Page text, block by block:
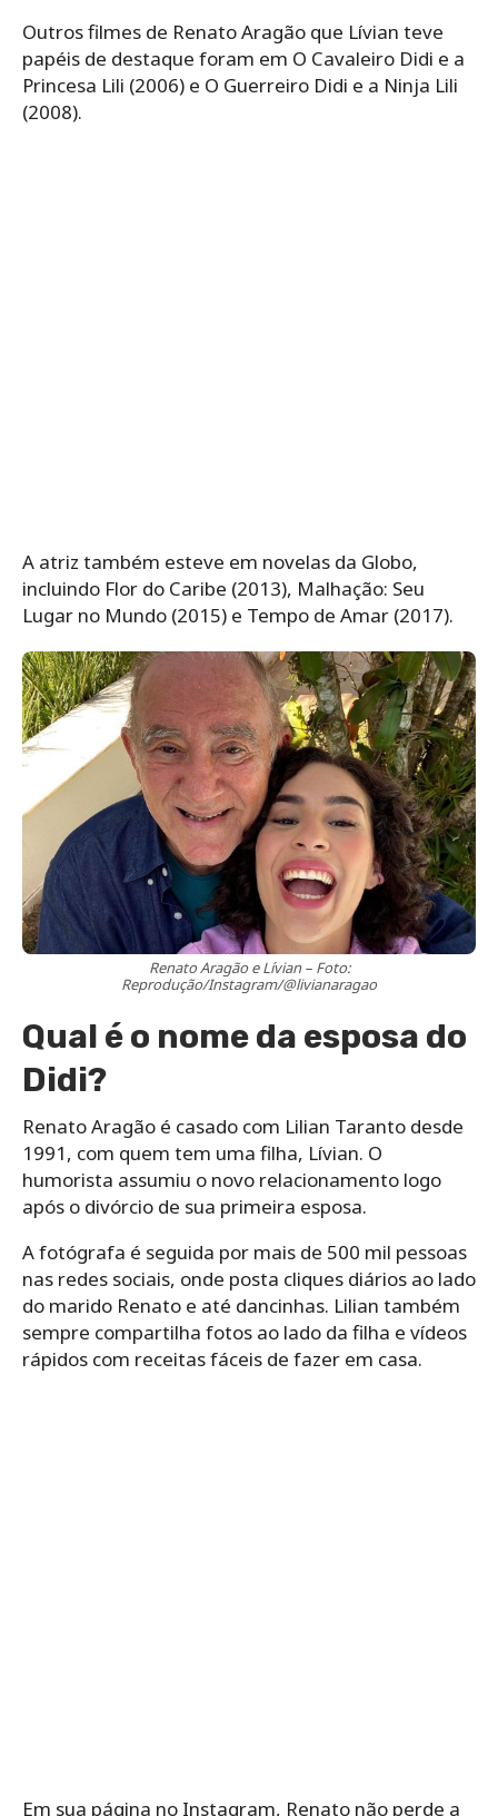
Outros filmes de Renato Aragão que Lívian teve
papéis de destaque foram em O Cavaleiro Didi e a
Princesa Lili (2006) e O Guerreiro Didi e a Ninja Lili
(2008).
A atriz também esteve em novelas da Globo,
incluindo Flor do Caribe (2013), Malhação: Seu
Lugar no Mundo (2015) e Tempo de Amar (2017).
Renato Aragão e Lívian – Foto:
Reprodução/Instagram/@livianaragao
Qual é o nome da esposa do
Didi?
Renato Aragão é casado com Lilian Taranto desde
1991, com quem tem uma filha, Lívian. O
humorista assumiu o novo relacionamento logo
após o divórcio de sua primeira esposa.
A fotógrafa é seguida por mais de 500 mil pessoas
nas redes sociais, onde posta cliques diários ao lado
do marido Renato e até dancinhas. Lilian também
sempre compartilha fotos ao lado da filha e vídeos
rápidos com receitas fáceis de fazer em casa.
Em sua página no Instagram, Renato não perde a